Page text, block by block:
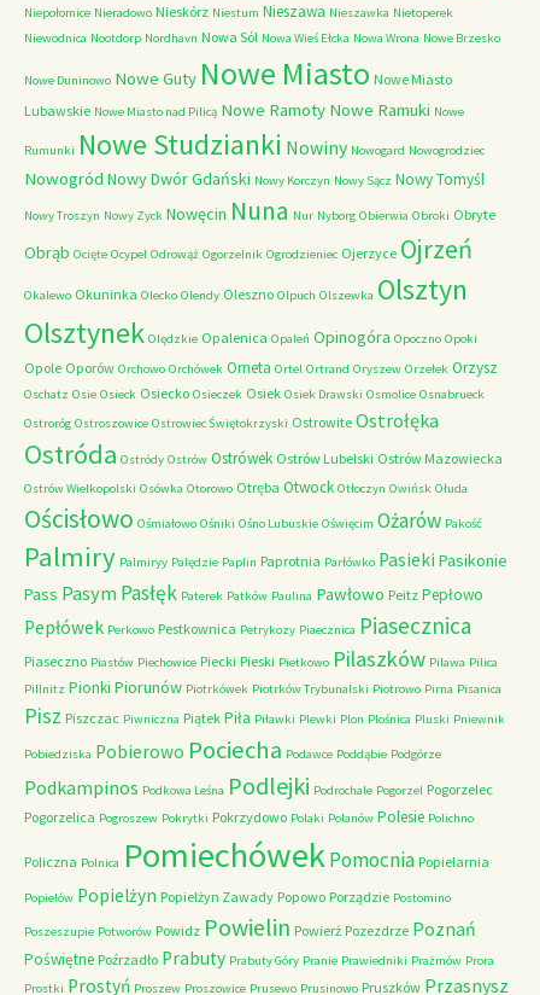
Niepołomice Nieradowo Nieskórz Niestum Nieszawa Nieszawka Nietoperek
Niewodnica Nootdorp Nordhavn Nowa Sól Nowa Wieś Ełcka Nowa Wrona Nowe Brzesko
Nowe Duninowo Nowe Guty Nowe Miasto Nowe Miasto
Lubawskie Nowe Miasto nad Pilicą Nowe Ramoty Nowe Ramuki Nowe
Rumunki Nowe Studzianki Nowiny Nowogard Nowogrodziec
Nowogród Nowy Dwór Gdański Nowy Korczyn Nowy Sącz Nowy Tomyśl
Nowy Troszyn Nowy Zyck Nowęcin Nuna Nur Nyborg Obierwia Obroki Obryte
Obrąb Ocięte Ocypel Odrowąż Ogorzelnik Ogrodzieniec Ojerzyce Ojrzeń
Okalewo Okuninka Olecko Olendy Oleszno Olpuch Olszewka Olsztyn
Olsztynek Olędzkie Opalenica Opaleń Opinogóra Opoczno Opoki
Opole Oporów Orchowo Orchówek Orneta Ortel Ortrand Oryszew Orzełek Orzysz
Oschatz Osie Osieck Osiecko Osieczek Osiek Osiek Drawski Osmolice Osnabrueck
Ostroróg Ostroszowice Ostrowiec Świętokrzyski Ostrowite Ostrołęka
Ostróda Ostródy Ostrów Ostrówek Ostrów Lubelski Ostrów Mazowiecka
Ostrów Wielkopolski Osówka Otorowo Otręba Otwock Otłoczyn Owińsk Ołuda
Ościsłowo Ośmiałowo Ośniki Ośno Lubuskie Oświęcim Ożarów Pakość
Palmiry Palmiryy Palędzie Paplin Paprotnia Parłówko Pasieki Pasikonie
Pass PasymPasłęk Paterek Patków Paulina Pawłowo Peitz Pepłowo
Pepłówek Perkowo Pestkownica Petrykozy Piaecznica Piasecznica
Piaseczno Piastów Piechowice Piecki Pieski Pietkowo Pilaszków Pilawa Pilica
Pillnitz Pionki Piorunów Piotrkówek Piotrków Trybunalski Piotrowo Pirna Pisanica
Pisz Piszczac Piwniczna Piątek Piła Piławki Plewki Plon Plośnica Pluski Pniewnik
Pobiedziska Pobierowo Pociecha Podawce Poddąbie Podgórze
Podkampinos Podkowa Leśna Podlejki Podrochale Pogorzel Pogorzelec
Pogorzelica Pogroszew Pokrytki Pokrzydowo Polaki Polanów Polesie Polichno
Policzna Polnica PomiechówekPomocnia Popielarnia
Popielów Popielżyn Popielżyn Zawady Popowo Porządzie Postomino
Poszeszupie Potworów Powidz Powielin Powierż Pozezdrze Poznań
Poświętne Poźrzadło Prabuty Prabuty Góry Pranie Prawiedniki Prażmów Prora
Prostki Prostyń Proszew Proszowice Prusewo Prusinowo Pruszków Przasnysz